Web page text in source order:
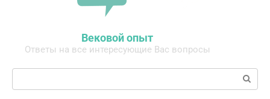
Вековой опыт
Ответы на все интересующие Вас вопросы
Поиск: